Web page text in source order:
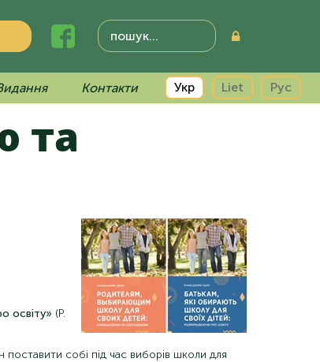
Видання Контакти Укр Liet Рус
та
(Р.
поставити собі під час виборів школи для